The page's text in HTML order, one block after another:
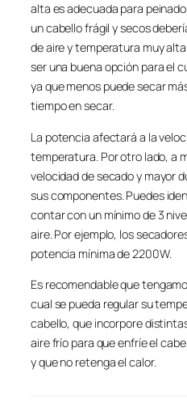
alta es adecuada para
un cabello frágil y secos
de aire y temperatura muy
ser una buena opción para el
ya que menos puede secar
tiempo en secar.
La potencia afectará a la
temperatura. Por otro lado, a
velocidad de secado y mayor
sus componentes. Puedes
contar con un mínimo de 3
aire. Por ejemplo, los
potencia mínima de 2200W.
Es recomendable que
cual se pueda regular su
cabello, que incorpore
aire frío para que enfríe el
y que no retenga el calor.